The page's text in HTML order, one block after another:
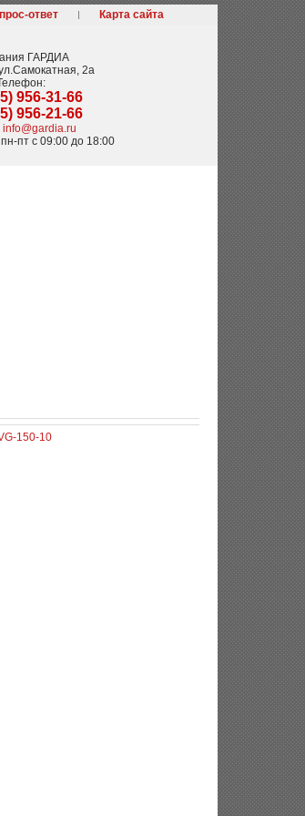
ответ Карта сайта
ГАРДИА
2а
956-31-66
956-21-66
info@gardia.ru
пн-пт с 09:00 до 18:00
150-10